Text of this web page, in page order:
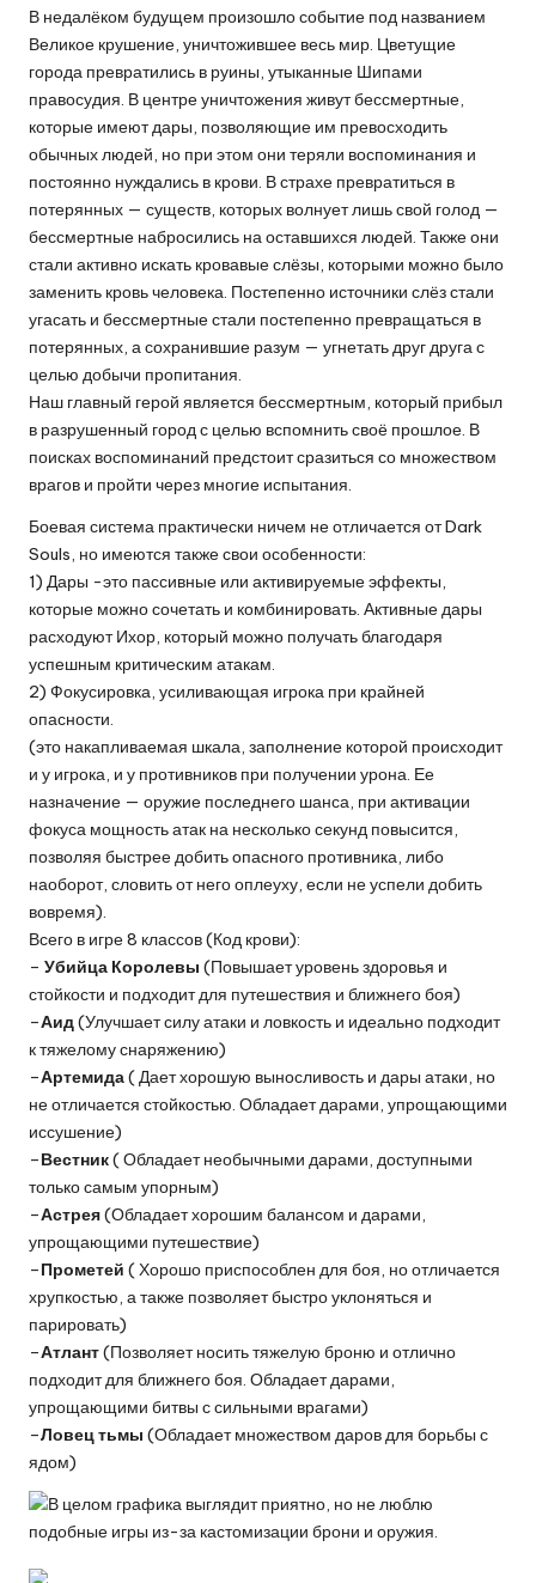
В недалёком будущем произошло событие под названием
Великое крушение, уничтожившее весь мир. Цветущие
города превратились в руины, утыканные Шипами
правосудия. В центре уничтожения живут бессмертные,
которые имеют дары, позволяющие им превосходить
обычных людей, но при этом они теряли воспоминания и
постоянно нуждались в крови. В страхе превратиться в
потерянных — существ, которых волнует лишь свой голод —
бессмертные набросились на оставшихся людей. Также они
стали активно искать кровавые слёзы, которыми можно было
заменить кровь человека. Постепенно источники слёз стали
угасать и бессмертные стали постепенно превращаться в
потерянных, а сохранившие разум — угнетать друг друга с
целью добычи пропитания.
Наш главный герой является бессмертным, который прибыл
в разрушенный город с целью вспомнить своё прошлое. В
поисках воспоминаний предстоит сразиться со множеством
врагов и пройти через многие испытания.
Боевая система практически ничем не отличается от Dark
Souls, но имеются также свои особенности:
1) Дары -это пассивные или активируемые эффекты,
которые можно сочетать и комбинировать. Активные дары
расходуют Ихор, который можно получать благодаря
успешным критическим атакам.
2) Фокусировка, усиливающая игрока при крайней
опасности.
(это накапливаемая шкала, заполнение которой происходит
и у игрока, и у противников при получении урона. Ее
назначение — оружие последнего шанса, при активации
фокуса мощность атак на несколько секунд повысится,
позволяя быстрее добить опасного противника, либо
наоборот, словить от него оплеуху, если не успели добить
вовремя).
Всего в игре 8 классов (Код крови):
– Убийца Королевы (Повышает уровень здоровья и
стойкости и подходит для путешествия и ближнего боя)
–Аид(Улучшает силу атаки и ловкость и идеально подходит
к тяжелому снаряжению)
–Артемида( Дает хорошую выносливость и дары атаки, но
не отличается стойкостью. Обладает дарами, упрощающими
иссушение)
–Вестник( Обладает необычными дарами, доступными
только самым упорным)
–Астрея(Обладает хорошим балансом и дарами,
упрощающими путешествие)
–Прометей ( Хорошо приспособлен для боя, но отличается
хрупкостью, а также позволяет быстро уклоняться и
парировать)
–Атлант(Позволяет носить тяжелую броню и отлично
подходит для ближнего боя. Обладает дарами,
упрощающими битвы с сильными врагами)
–Ловец тьмы (Обладает множеством даров для борьбы с
ядом)